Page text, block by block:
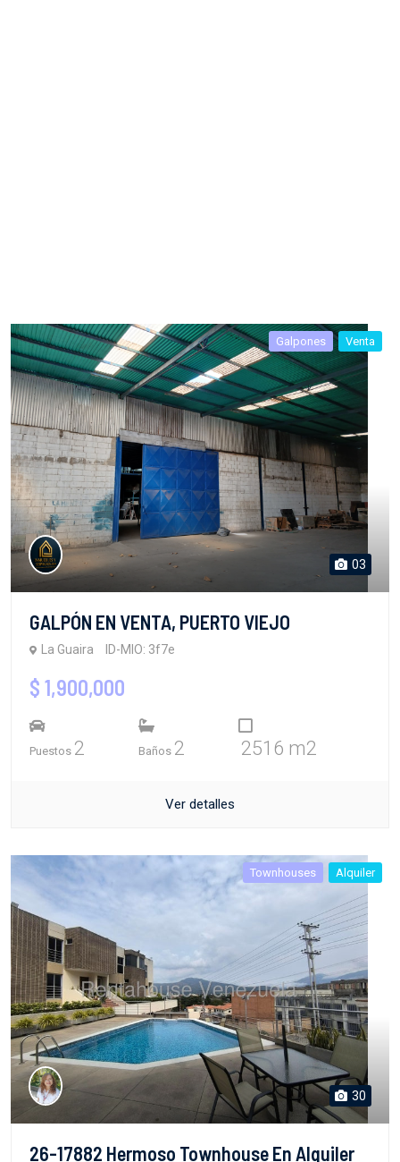
Galpones Venta
03
GALPÓN EN VENTA, PUERTO VIEJO
La Guaira ID-MIO: 3f7e
$ 1,900,000
Puestos 2 Baños 2 2516 m2
Ver detalles
Townhouses Alquiler
30
26-17882 Hermoso Townhouse En Alquiler